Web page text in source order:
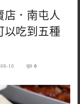
店．南屯人
以吃到五種
10 0